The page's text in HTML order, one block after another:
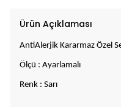
Ürün Açıklaması
AntiAlerjik Kararmaz Özel
Ölçü : Ayarlamalı
Renk : Sarı